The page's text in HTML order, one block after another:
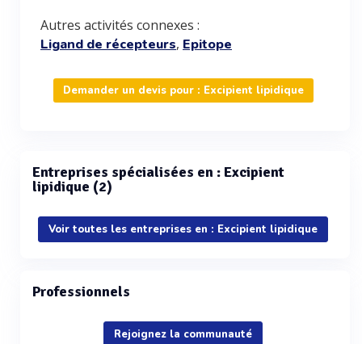
Autres activités connexes :
Ligand de récepteurs, Epitope
Demander un devis pour : Excipient lipidique
Entreprises spécialisées en : Excipient
lipidique (2)
Voir toutes les entreprises en : Excipient lipidique
Professionnels
Rejoignez la communauté